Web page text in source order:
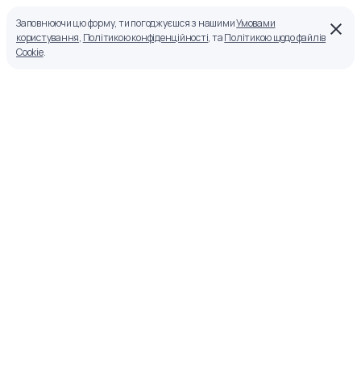
Заповнюючи цю форму, ти погоджуєшся з нашимиУмовами
користування, Політикою конфіденційності, таПолітикою щодо файлів
Cookie.